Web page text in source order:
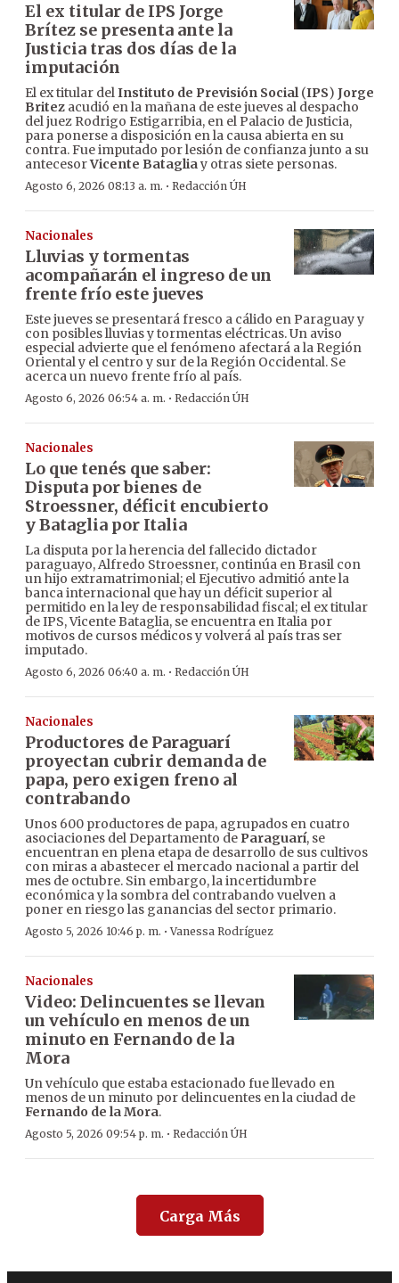
El ex titular de IPS Jorge
Brítez se presenta ante la
Justicia tras dos días de la
imputación
El ex titular delInstituto de Previsión Social(IPS) Jorge
Britez acudió en la mañana de este jueves al despacho
del juez Rodrigo Estigarribia, en el Palacio de Justicia,
para ponerse a disposición en la causa abierta en su
contra. Fue imputado por lesión de confianza junto a su
antecesorVicente Batagliay otras siete personas.
Agosto 6, 2026 08:13 a. m. · Redacción ÚH
Nacionales
Lluvias y tormentas
acompañarán el ingreso de un
frente frío este jueves
Este jueves se presentará fresco a cálido en Paraguay y
con posibles lluvias y tormentas eléctricas. Un aviso
especial advierte que el fenómeno afectará a la Región
Oriental y el centro y sur de la Región Occidental. Se
acerca un nuevo frente frío al país.
Agosto 6, 2026 06:54 a. m. · Redacción ÚH
Nacionales
Lo que tenés que saber:
Disputa por bienes de
Stroessner, déficit encubierto
y Bataglia por Italia
La disputa por la herencia del fallecido dictador
paraguayo, Alfredo Stroessner, continúa en Brasil con
un hijo extramatrimonial; el Ejecutivo admitió ante la
banca internacional que hay un déficit superior al
permitido en la ley de responsabilidad fiscal; el ex titular
de IPS, Vicente Bataglia, se encuentra en Italia por
motivos de cursos médicos y volverá al país tras ser
imputado.
Agosto 6, 2026 06:40 a. m. · Redacción ÚH
Nacionales
Productores de Paraguarí
proyectan cubrir demanda de
papa, pero exigen freno al
contrabando
Unos 600 productores de papa, agrupados en cuatro
asociaciones del Departamento de Paraguarí, se
encuentran en plena etapa de desarrollo de sus cultivos
con miras a abastecer el mercado nacional a partir del
mes de octubre. Sin embargo, la incertidumbre
económica y la sombra del contrabando vuelven a
poner en riesgo las ganancias del sector primario.
Agosto 5, 2026 10:46 p. m. ·Vanessa Rodríguez
Nacionales
Video: Delincuentes se llevan
un vehículo en menos de un
minuto en Fernando de la
Mora
Un vehículo que estaba estacionado fue llevado en
menos de un minuto por delincuentes en la ciudad de
Fernando de la Mora.
Agosto 5, 2026 09:54 p. m. · Redacción ÚH
Carga Más